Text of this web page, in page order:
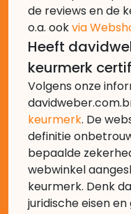
de reviews en de
o.a. ookvia
Heeft
keurmerk
Volgens onze
keurmerk. De
definitie
bepaalde
webwinkel
keurmerk. Denk
juridische eisen